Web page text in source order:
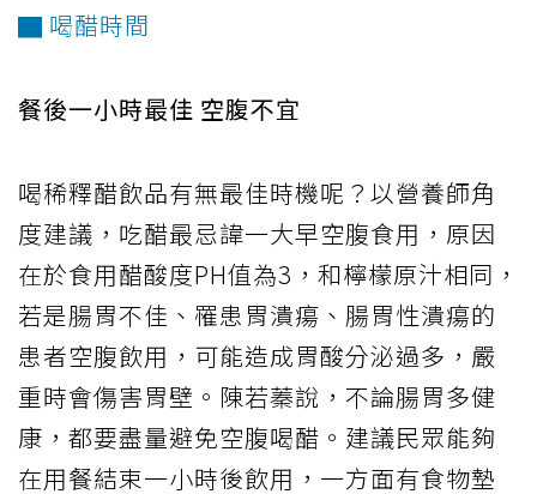
▇ 喝醋時間
餐後一小時最佳 空腹不宜
喝稀釋醋飲品有無最佳時機呢？以營養師角
度建議，吃醋最忌諱一大早空腹食用，原因
在於食用醋酸度PH值為3，和檸檬原汁相同，
若是腸胃不佳、罹患胃潰瘍、腸胃性潰瘍的
患者空腹飲用，可能造成胃酸分泌過多，嚴
重時會傷害胃壁。陳若蓁說，不論腸胃多健
康，都要盡量避免空腹喝醋。建議民眾能夠
在用餐結束一小時後飲用，一方面有食物墊